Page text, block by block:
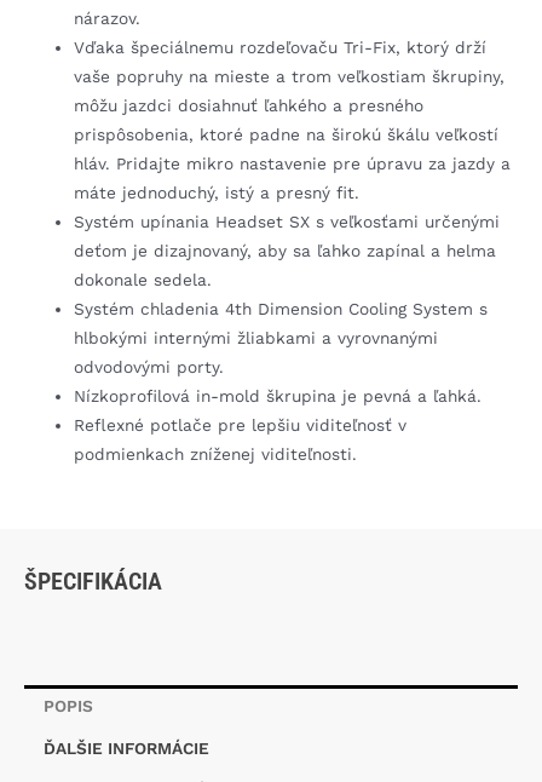
nárazov.
Vďaka špeciálnemu rozdeľovaču Tri-Fix, ktorý drží
vaše popruhy na mieste a trom veľkostiam škrupiny,
môžu jazdci dosiahnuť ľahkého a presného
prispôsobenia, ktoré padne na širokú škálu veľkostí
hláv. Pridajte mikro nastavenie pre úpravu za jazdy a
máte jednoduchý, istý a presný fit.
Systém upínania Headset SX s veľkosťami určenými
deťom je dizajnovaný, aby sa ľahko zapínal a helma
dokonale sedela.
Systém chladenia 4th Dimension Cooling System s
hlbokými internými žliabkami a vyrovnanými
odvodovými porty.
Nízkoprofilová in-mold škrupina je pevná a ľahká.
Reflexné potlače pre lepšiu viditeľnosť v
podmienkach zníženej viditeľnosti.
ŠPECIFIKÁCIA
POPIS
ĎALŠIE INFORMÁCIE